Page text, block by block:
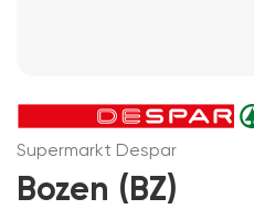
Supermarkt Despar
Bozen (BZ)